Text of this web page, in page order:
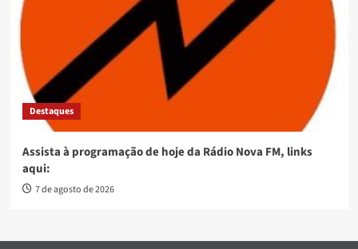
Destaques
Assista à programação de hoje da Rádio Nova FM, links
aqui:
7 de agosto de 2026